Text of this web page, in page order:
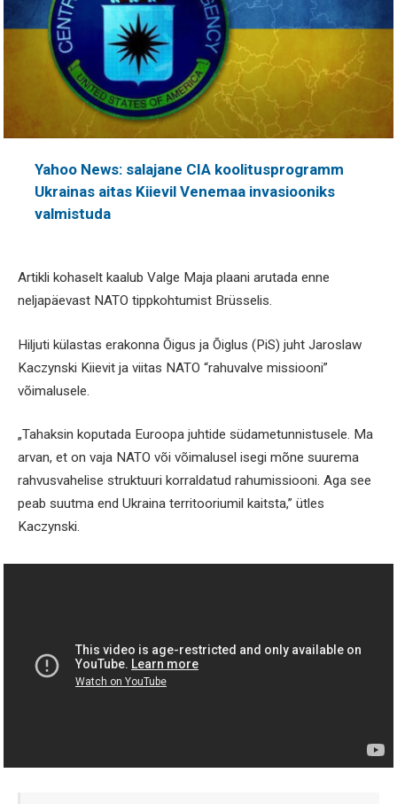
Yahoo News: salajane CIA koolitusprogramm
Ukrainas aitas Kiievil Venemaa invasiooniks
valmistuda
Artikli kohaselt kaalub Valge Maja plaani arutada enne
neljapäevast NATO tippkohtumist Brüsselis.
Hiljuti külastas erakonna Õigus ja Õiglus (PiS) juht Jaroslaw
Kaczynski Kiievit ja viitas NATO “rahuvalve missiooni”
võimalusele.
„Tahaksin koputada Euroopa juhtide südametunnistusele. Ma
arvan, et on vaja NATO või võimalusel isegi mõne suurema
rahvusvahelise struktuuri korraldatud rahumissiooni. Aga see
peab suutma end Ukraina territooriumil kaitsta,” ütles
Kaczynski.